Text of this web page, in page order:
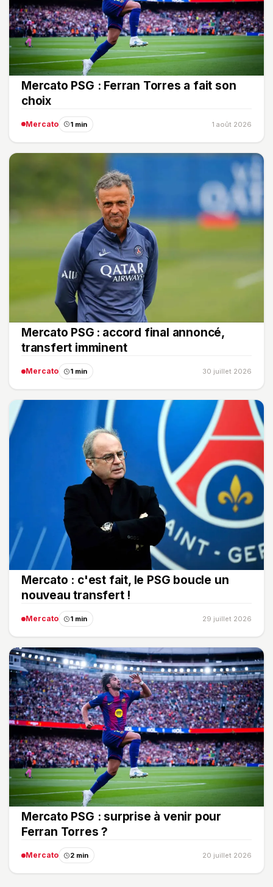
Mercato PSG : Ferran Torres a fait son
choix
Mercato 1 min 1 août 2026
Mercato PSG : accord final annoncé,
transfert imminent
Mercato 1 min 30 juillet 2026
Mercato : c'est fait, le PSG boucle un
nouveau transfert !
Mercato 1 min 29 juillet 2026
Mercato PSG : surprise à venir pour
Ferran Torres ?
Mercato 2 min 20 juillet 2026